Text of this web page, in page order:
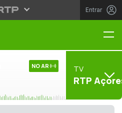
Entrar
NO AR TV
RTP